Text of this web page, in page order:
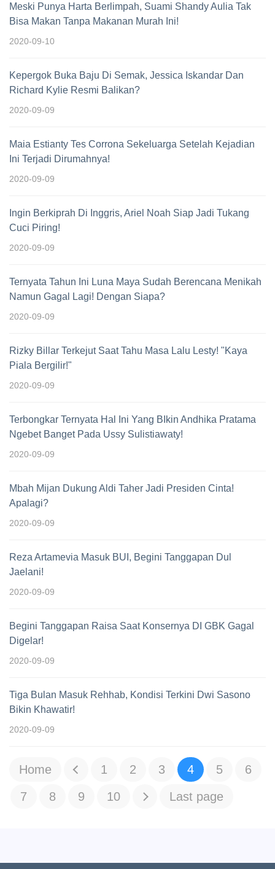
Meski Punya Harta Berlimpah, Suami Shandy Aulia Tak
Bisa Makan Tanpa Makanan Murah Ini!
2020-09-10
Kepergok Buka Baju Di Semak, Jessica Iskandar Dan
Richard Kylie Resmi Balikan?
2020-09-09
Maia Estianty Tes Corrona Sekeluarga Setelah Kejadian
Ini Terjadi Dirumahnya!
2020-09-09
Ingin Berkiprah Di Inggris, Ariel Noah Siap Jadi Tukang
Cuci Piring!
2020-09-09
Ternyata Tahun Ini Luna Maya Sudah Berencana Menikah
Namun Gagal Lagi! Dengan Siapa?
2020-09-09
Rizky Billar Terkejut Saat Tahu Masa Lalu Lesty! "Kaya
Piala Bergilir!"
2020-09-09
Terbongkar Ternyata Hal Ini Yang BIkin Andhika Pratama
Ngebet Banget Pada Ussy Sulistiawaty!
2020-09-09
Mbah Mijan Dukung Aldi Taher Jadi Presiden Cinta!
Apalagi?
2020-09-09
Reza Artamevia Masuk BUI, Begini Tanggapan Dul
Jaelani!
2020-09-09
Begini Tanggapan Raisa Saat Konsernya DI GBK Gagal
Digelar!
2020-09-09
Tiga Bulan Masuk Rehhab, Kondisi Terkini Dwi Sasono
Bikin Khawatir!
2020-09-09
Home 1 2 3 4 5
6
7
8 9 10 Last page